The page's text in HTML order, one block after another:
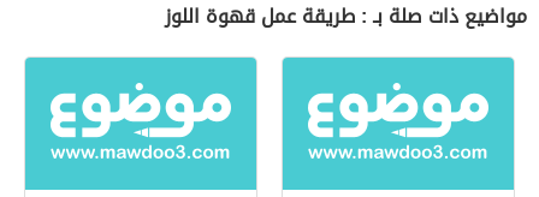
مواضيع ذات صلة بـ : طريقة عمل قهوة اللوز